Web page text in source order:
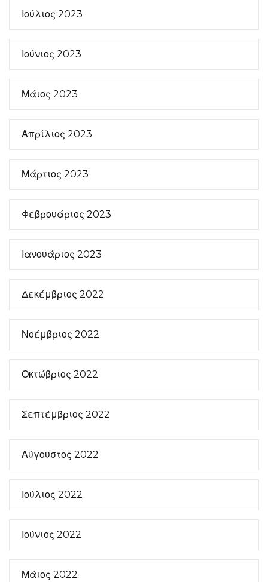
Ιούλιος 2023
Ιούνιος 2023
Μάιος 2023
Απρίλιος 2023
Μάρτιος 2023
Φεβρουάριος 2023
Ιανουάριος 2023
Δεκέμβριος 2022
Νοέμβριος 2022
Οκτώβριος 2022
Σεπτέμβριος 2022
Αύγουστος 2022
Ιούλιος 2022
Ιούνιος 2022
Μάιος 2022